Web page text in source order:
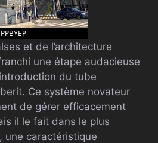
et de l’architecture
une étape audacieuse
du tube
Ce système novateur
de gérer efficacement
il le fait dans le plus
une caractéristique